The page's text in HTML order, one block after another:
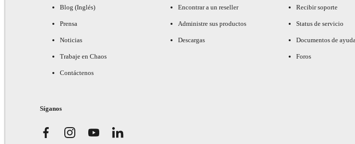
Blog (Inglés)
Prensa
Noticias
Trabaje en Chaos
Contáctenos
Encontrar a un reseller
Administre sus productos
Descargas
Recibir soporte
Status de servicio
Documentos de
Foros
Síganos